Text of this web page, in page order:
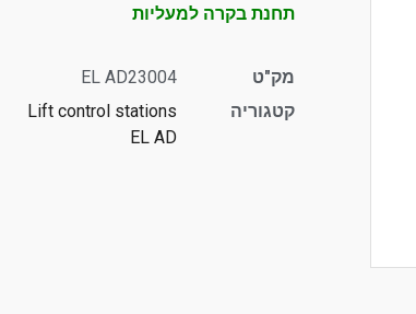
תחנת בקרה למעליות
מק"ט
EL AD23004
קטגוריה
Lift control stations
EL AD